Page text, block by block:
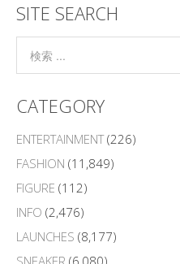
SITE SEARCH
CATEGORY
ENTERTAINMENT(226)
FASHION (11,849)
FIGURE (112)
INFO (2,476)
LAUNCHES (8,177)
SNEAKER (6,080)